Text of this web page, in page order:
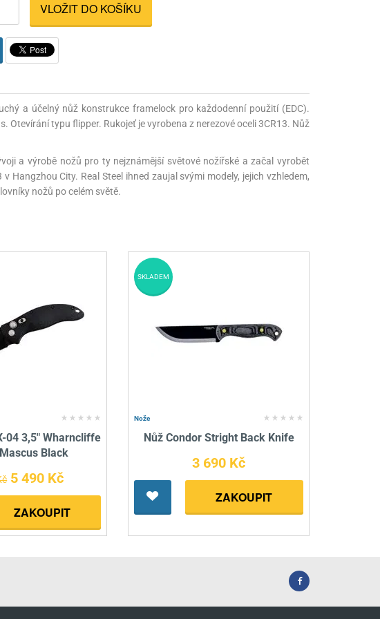
Ochranné prostředky
Rowan Engineering
Bipody, stolice a vaky
Svítilny
VLOŽIT DO KOŠÍKU
a účelný nůž konstrukce framelock pro každodenní použití (EDC).
Otevírání typu flipper. Rukojeť je vyrobena z nerezové oceli 3CR13. Nůž
a výrobě nožů pro ty nejznámější světové nožířské a začal vyrobět
Hangzhou City. Real Steel ihned zaujal svými modely, jejich vzhledem,
nožů po celém světě.
04 3,5" Wharncliffe
Black
5 490 Kč
ZAKOUPIT
Nože
Nůž Condor Stright Back Knife
3 690 Kč
ZAKOUPIT
SKLADEM